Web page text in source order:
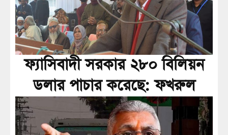
ফ্যাসিবাদী সরকার ২৮০ বিলিয়ন
ডলার পাচার করেছে: ফখরুল